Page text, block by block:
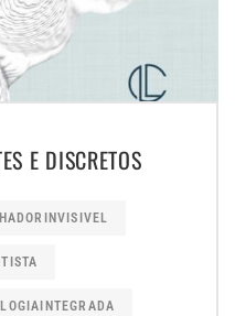
E DISCRETOS